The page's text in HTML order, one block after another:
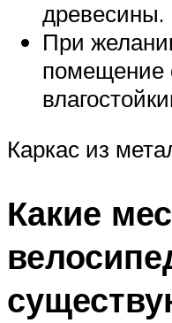
древесины.
При
помещение
Каркас из
Какие